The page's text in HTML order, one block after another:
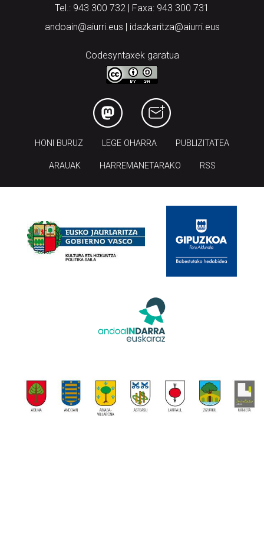
Tel.: 943 300 732 | Faxa: 943 300 731
andoain@aiurri.eus | idazkaritza@aiurri.eus
Codesyntaxek garatua
HONI BURUZ LEGE OHARRA PUBLIZITATEA
ARAUAK HARREMANETARAKO RSS